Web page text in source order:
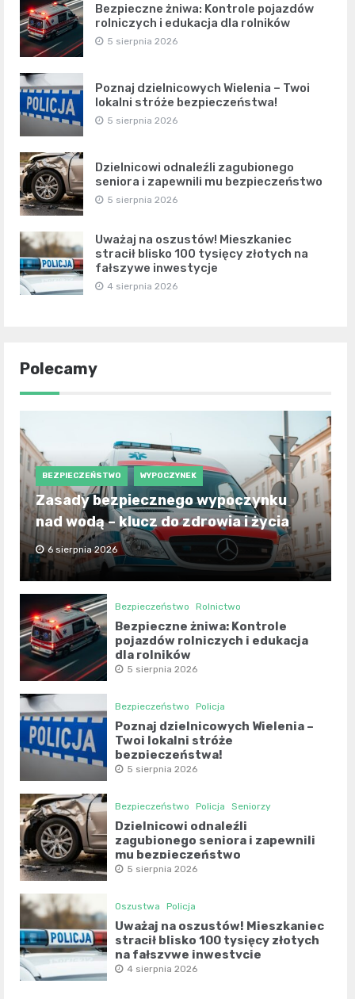
Bezpieczne żniwa: Kontrole pojazdów
rolniczych i edukacja dla rolników
5 sierpnia 2026
Poznaj dzielnicowych Wielenia – Twoi
lokalni stróże bezpieczeństwa!
5 sierpnia 2026
Dzielnicowi odnaleźli zagubionego
seniora i zapewnili mu bezpieczeństwo
5 sierpnia 2026
Uważaj na oszustów! Mieszkaniec
stracił blisko 100 tysięcy złotych na
fałszywe inwestycje
4 sierpnia 2026
Polecamy
BEZPIECZEŃSTWO WYPOCZYNEK
Zasady bezpiecznego wypoczynku
nad wodą – klucz do zdrowia i życia
6 sierpnia 2026
Bezpieczeństwo Rolnictwo
Bezpieczne żniwa: Kontrole
pojazdów rolniczych i edukacja
dla rolników
5 sierpnia 2026
Bezpieczeństwo Policja
Poznaj dzielnicowych Wielenia –
Twoi lokalni stróże
bezpieczeństwa!
5 sierpnia 2026
Bezpieczeństwo Policja Seniorzy
Dzielnicowi odnaleźli
zagubionego seniora i zapewnili
mu bezpieczeństwo
5 sierpnia 2026
Oszustwa Policja
Uważaj na oszustów! Mieszkaniec
stracił blisko 100 tysięcy złotych
na fałszywe inwestycje
4 sierpnia 2026